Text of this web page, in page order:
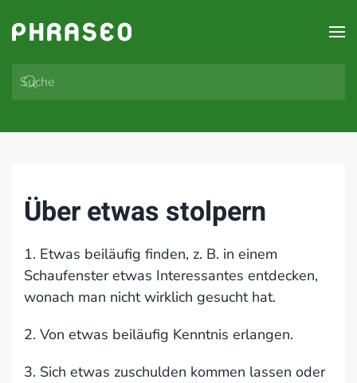
Zum Hauptinhalt springen
Über etwas stolpern
1. Etwas beiläufig finden, z. B. in einem
Schaufenster etwas Interessantes entdecken,
wonach man nicht wirklich gesucht hat.
2. Von etwas beiläufig Kenntnis erlangen.
3. Sich etwas zuschulden kommen lassen oder